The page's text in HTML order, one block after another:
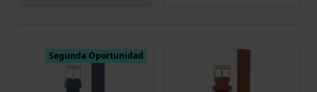
Segunda Oportunidad